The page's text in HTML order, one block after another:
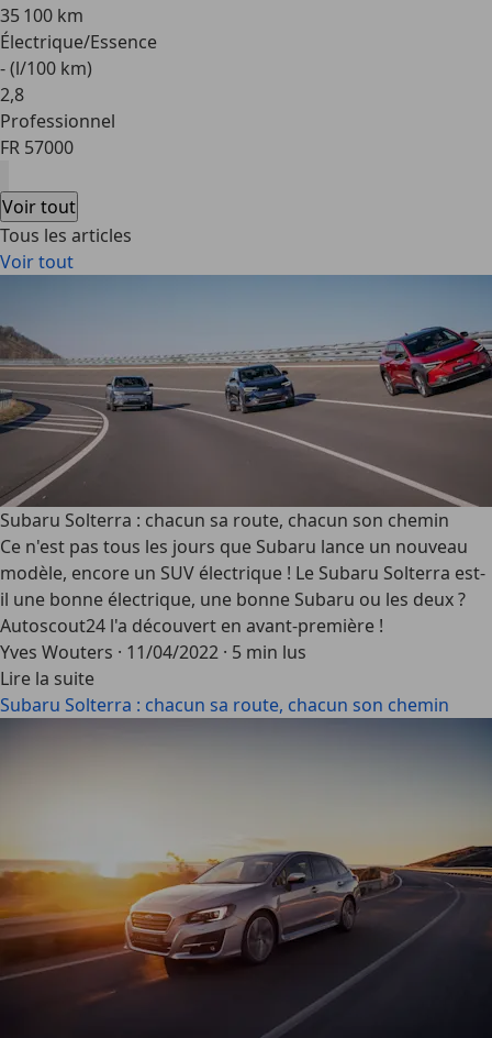
35 100 km
Électrique/Essence
- (l/100 km)
2,8
Professionnel
FR 57000
Voir tout
Tous les articles
Voir tout
Subaru Solterra : chacun sa route, chacun son chemin
Ce n'est pas tous les jours que Subaru lance un nouveau
modèle, encore un SUV électrique ! Le Subaru Solterra est-
il une bonne électrique, une bonne Subaru ou les deux ?
Autoscout24 l'a découvert en avant-première !
Yves Wouters · 11/04/2022 · 5 min lus
Lire la suite
Subaru Solterra : chacun sa route, chacun son chemin